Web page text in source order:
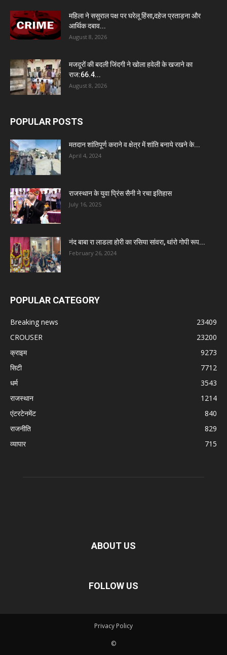
महिला ने ससुराल पक्ष पर घरेलू हिंसा,दहेज प्रताड़ना और
आर्थिक दबाव...
August 8, 2026
मजदूरों की बदली जिंदगी ने खोला हवेली के खजाने का
राज:66.4...
August 8, 2026
POPULAR POSTS
मतदान शांतिपूर्ण कराने व क्षेत्र में शांति बनाये रखने के...
April 4, 2024
राजस्थान के युवा प्रिंस सैनी ने रचा इतिहास
July 16, 2025
नंद बाबा रा लाडला होरी का रसिया सांवरा, थांरो गोपी रूप...
February 26, 2024
POPULAR CATEGORY
Breaking news
23409
CROUSER
23200
क्राइम
9273
सिटी
7712
धर्म
3543
राजस्थान
1214
एंटरटेनमेंट
840
राजनीति
829
व्यापार
715
ABOUT US
FOLLOW US
Privacy Policy
©